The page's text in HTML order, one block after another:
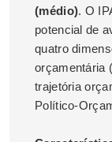
(médio). O
potencial de
quatro
orçamentária
trajetória
Político-